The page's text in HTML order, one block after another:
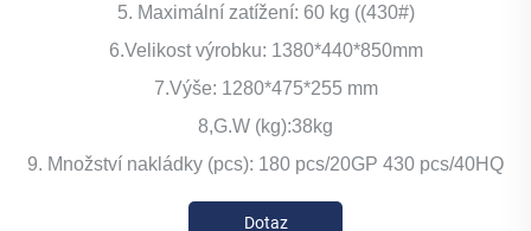
5. Maximální zatížení: 60 kg ((430#)
6.Velikost výrobku: 1380*440*850mm
7.Výše: 1280*475*255 mm
8,G.W (kg):38kg
9. Množství nakládky (pcs): 180 pcs/20GP 430 pcs/40HQ
Dotaz